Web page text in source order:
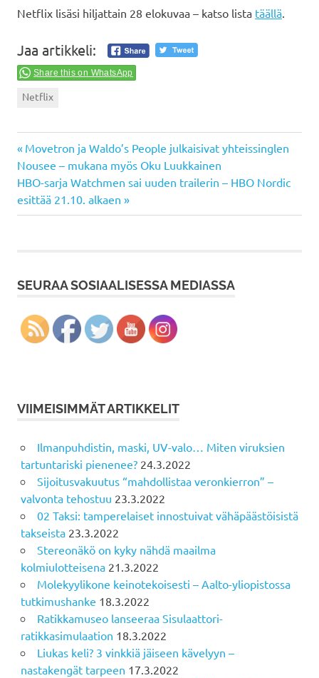
Netflix lisäsi hiljattain 28 elokuvaa – katso lista täällä
Jaa artikkeli:
Share this on WhatsApp
Netflix
Artikkelien
selaus
Previous
Post:
Movetron ja Waldo’s People julkaisivat yhteissinglen
Nousee – mukana myös Oku Luukkainen
Next
Post:
HBO-sarja Watchmen sai uuden trailerin – HBO Nordic
esittää 21.10. alkaen
SEURAA SOSIAALISESSA MEDIASSA
VIIMEISIMMÄT ARTIKKELIT
Ilmanpuhdistin, maski, UV-valo… Miten viruksien
tartuntariski pienenee? 24.3.2022
Sijoitusvakuutus “mahdollistaa veronkierron” –
valvonta tehostuu 23.3.2022
02 Taksi: tamperelaiset innostuivat vähäpäästöisistä
takseista 23.3.2022
Stereonäkö on kyky nähdä maailma
kolmiulotteisena 21.3.2022
Molekyylikone keinotekoisesti – Aalto-yliopistossa
tutkimushanke 18.3.2022
Ratikkamuseo lanseeraa Sisulaattori-
ratikkasimulaation 18.3.2022
Liukas keli? 3 vinkkiä jäiseen kävelyyn –
nastakengät tarpeen 17.3.2022